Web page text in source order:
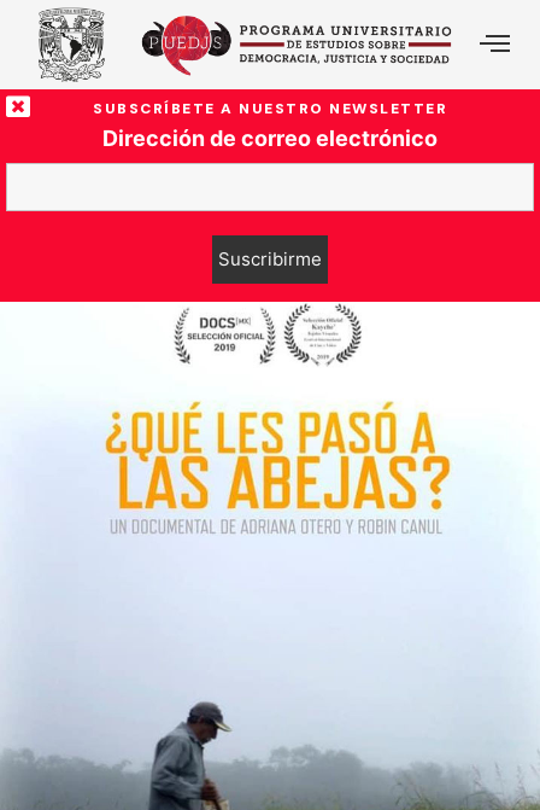
SUBSCRÍBETE A NUESTRO NEWSLETTER
Dirección de correo electrónico